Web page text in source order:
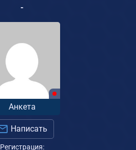
-
Анкета
Написать
Регистрация: